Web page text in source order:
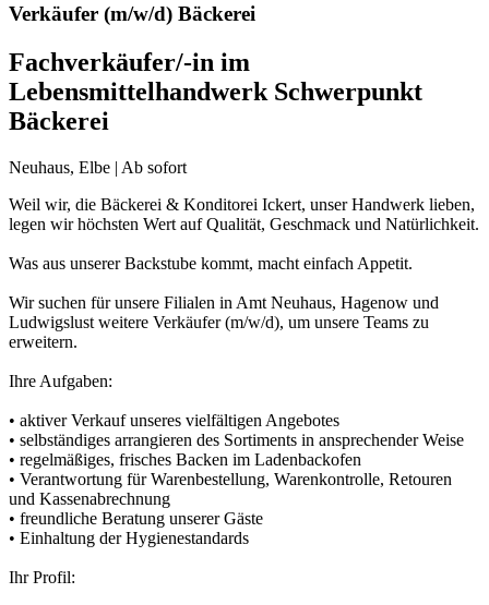
Verkäufer (m/w/d) Bäckerei
Fachverkäufer/-in im
Lebensmittelhandwerk Schwerpunkt
Bäckerei
Neuhaus, Elbe | Ab sofort
Weil wir, die Bäckerei & Konditorei Ickert, unser Handwerk lieben,
legen wir höchsten Wert auf Qualität, Geschmack und Natürlichkeit.
Was aus unserer Backstube kommt, macht einfach Appetit.
Wir suchen für unsere Filialen in Amt Neuhaus, Hagenow und
Ludwigslust weitere Verkäufer (m/w/d), um unsere Teams zu
erweitern.
Ihre Aufgaben:
• aktiver Verkauf unseres vielfältigen Angebotes
• selbständiges arrangieren des Sortiments in ansprechender Weise
• regelmäßiges, frisches Backen im Ladenbackofen
• Verantwortung für Warenbestellung, Warenkontrolle, Retouren
und Kassenabrechnung
• freundliche Beratung unserer Gäste
• Einhaltung der Hygienestandards
Ihr Profil: